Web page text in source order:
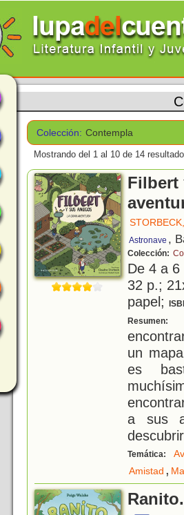
Colección: Contempla
Mostrando del 1 al 10 de 14
Astronave ,
Colección:
De 4 a
32 p.;
papel;
Resumen:
un
es
a sus
Temática:
Amistad ,